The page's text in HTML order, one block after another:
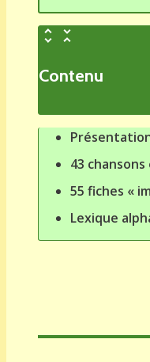
Contenu
43
55 fiches «
Lexique